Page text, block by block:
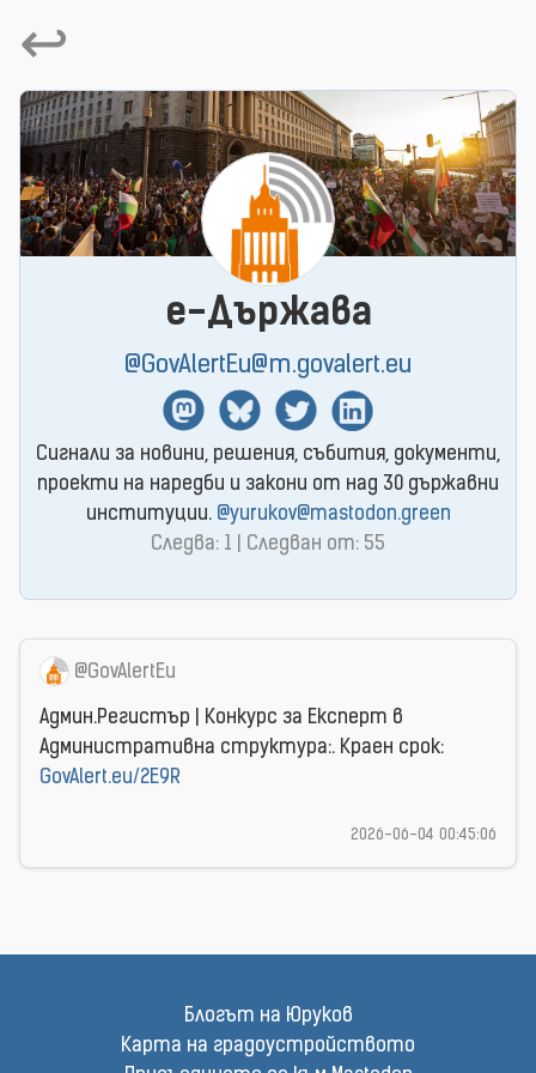
↩
e-Държава
@GovAlertEu@m.govalert.eu
MastodonBlueSkyTwitterLinkedin
Сигнали за новини, решения, събития, документи,
проекти на наредби и закони от над 30 държавни
институции. @yurukov@mastodon.green
Следва: 1 | Следван от: 55
@GovAlertEu
Админ.Регистър | Конкурс за Експерт в
Административна структура:. Краен срок:
GovAlert.eu/2E9R
2026-06-04 00:45:06
Блогът на Юруков
Карта на градоустройството